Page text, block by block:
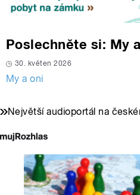
Poslechněte si: My
30. květen 2026
My a oni
Největší audioportál na